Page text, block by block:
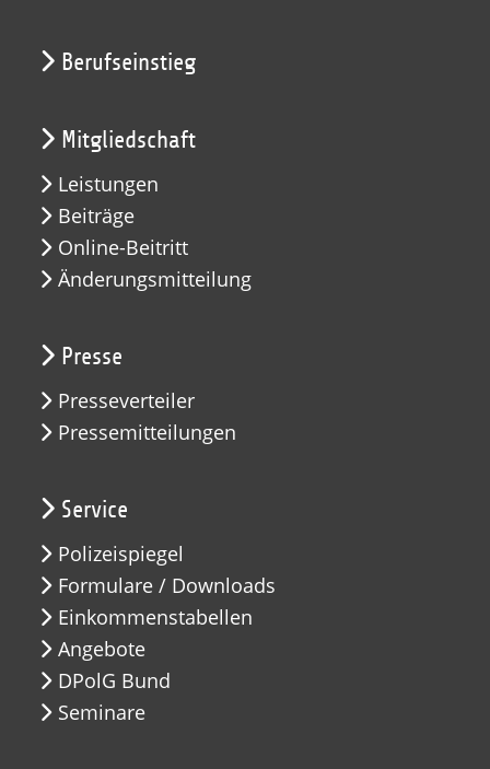
Berufseinstieg
Mitgliedschaft
Leistungen
Beiträge
Online-Beitritt
Änderungsmitteilung
Presse
Presseverteiler
Pressemitteilungen
Service
Polizeispiegel
Formulare / Downloads
Einkommenstabellen
Angebote
DPolG Bund
Seminare